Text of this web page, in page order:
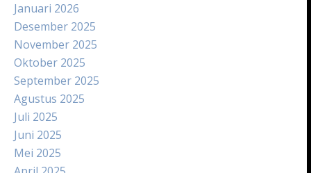
Januari 2026
Desember 2025
November 2025
Oktober 2025
September 2025
Agustus 2025
Juli 2025
Juni 2025
Mei 2025